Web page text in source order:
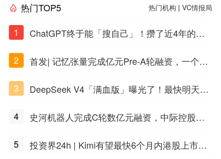
热门TOP5 热门机构 |VC情报局
1
ChatGPT终于能「搜自己」！攒了近4年的对
2
首发| 记忆张量完成亿元Pre-A轮融资，一个上
3
DeepSeek V4「满血版」曝光了！最快明天发
4
史河机器人完成C轮数亿元融资，中际控股领
5
投资界24h | Kimi有望最快6个月内港股上市；